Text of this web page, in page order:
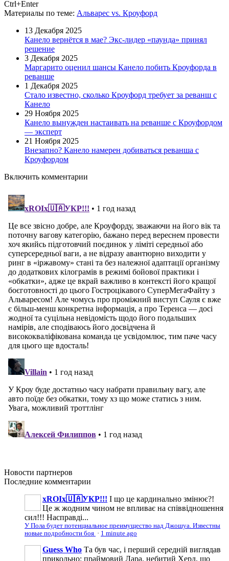
Ctrl+Enter
Материалы по теме: Альварес vs. Кроуфорд
13 Декабря 2025
Канело вернётся в мае? Экс-лидер «паунда» принял
решение
3 Декабря 2025
Маргарито оценил шансы Канело побить Кроуфорда в
реванше
1 Декабря 2025
Стало известно, сколько Кроуфорд требует за реванш с
Канело
29 Ноября 2025
Канело вынужден настаивать на реванше с Кроуфордом
— эксперт
21 Ноября 2025
Внезапно? Канело намерен добиваться реванша с
Кроуфордом
Включить комментарии
Новости партнеров
Последние комментарии
xROIx🇺🇦УКР!!! І що це кардинально змінює?!
Це ж жодним чином не впливає на співвідношення
сил!!! Насправді...
У Пола будет потенциальное преимущество над Джошуа. Известны
новые подробности боя · 1 minute ago
Guess Who Та був час, і перший середній виглядав
прикольно: праймовий Лара, небитий Херд, що